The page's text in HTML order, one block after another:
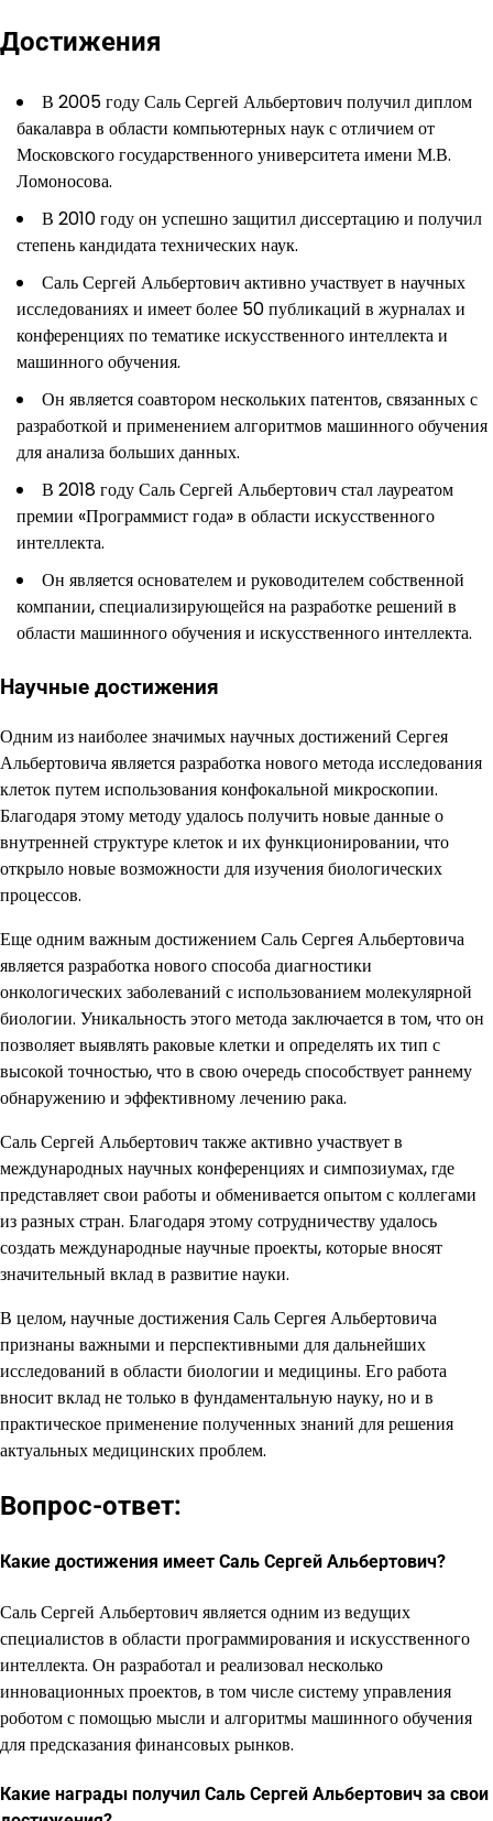
Достижения
В 2005 году Саль Сергей Альбертович получил диплом
бакалавра в области компьютерных наук с отличием от
Московского государственного университета имени М.В.
Ломоносова.
В 2010 году он успешно защитил диссертацию и получил
степень кандидата технических наук.
Саль Сергей Альбертович активно участвует в научных
исследованиях и имеет более 50 публикаций в журналах и
конференциях по тематике искусственного интеллекта и
машинного обучения.
Он является соавтором нескольких патентов, связанных с
разработкой и применением алгоритмов машинного обучения
для анализа больших данных.
В 2018 году Саль Сергей Альбертович стал лауреатом
премии «Программист года» в области искусственного
интеллекта.
Он является основателем и руководителем собственной
компании, специализирующейся на разработке решений в
области машинного обучения и искусственного интеллекта.
Научные достижения
Одним из наиболее значимых научных достижений Сергея
Альбертовича является разработка нового метода исследования
клеток путем использования конфокальной микроскопии.
Благодаря этому методу удалось получить новые данные о
внутренней структуре клеток и их функционировании, что
открыло новые возможности для изучения биологических
процессов.
Еще одним важным достижением Саль Сергея Альбертовича
является разработка нового способа диагностики
онкологических заболеваний с использованием молекулярной
биологии. Уникальность этого метода заключается в том, что он
позволяет выявлять раковые клетки и определять их тип с
высокой точностью, что в свою очередь способствует раннему
обнаружению и эффективному лечению рака.
Саль Сергей Альбертович также активно участвует в
международных научных конференциях и симпозиумах, где
представляет свои работы и обменивается опытом с коллегами
из разных стран. Благодаря этому сотрудничеству удалось
создать международные научные проекты, которые вносят
значительный вклад в развитие науки.
В целом, научные достижения Саль Сергея Альбертовича
признаны важными и перспективными для дальнейших
исследований в области биологии и медицины. Его работа
вносит вклад не только в фундаментальную науку, но и в
практическое применение полученных знаний для решения
актуальных медицинских проблем.
Вопрос-ответ:
Какие достижения имеет Саль Сергей Альбертович?
Саль Сергей Альбертович является одним из ведущих
специалистов в области программирования и искусственного
интеллекта. Он разработал и реализовал несколько
инновационных проектов, в том числе систему управления
роботом с помощью мысли и алгоритмы машинного обучения
для предсказания финансовых рынков.
Какие награды получил Саль Сергей Альбертович за свои